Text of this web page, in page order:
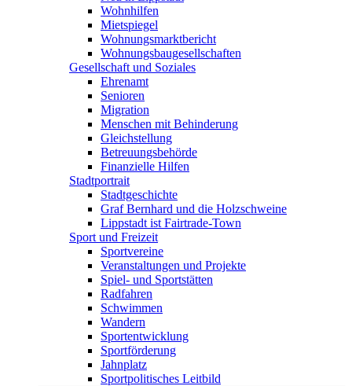
Wohnhilfen
Mietspiegel
Wohnungsmarktbericht
Wohnungsbaugesellschaften
Gesellschaft und Soziales
Ehrenamt
Senioren
Migration
Menschen mit Behinderung
Gleichstellung
Betreuungsbehörde
Finanzielle Hilfen
Stadtportrait
Stadtgeschichte
Graf Bernhard und die Holzschweine
Lippstadt ist Fairtrade-Town
Sport und Freizeit
Sportvereine
Veranstaltungen und Projekte
Spiel- und Sportstätten
Radfahren
Schwimmen
Wandern
Sportentwicklung
Sportförderung
Jahnplatz
Sportpolitisches Leitbild